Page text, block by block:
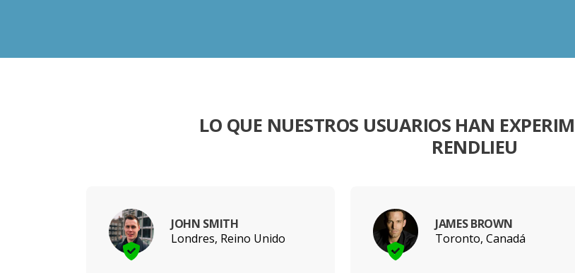
LO QUE NUESTROS USUARIOS HAN
RENDLIEU
JOHN SMITH
Londres, Reino Unido
JAMES BROWN
Toronto, Canadá